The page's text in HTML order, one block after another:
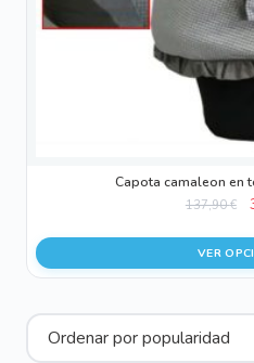
Capota camaleon en
137,90€
El
VER
en